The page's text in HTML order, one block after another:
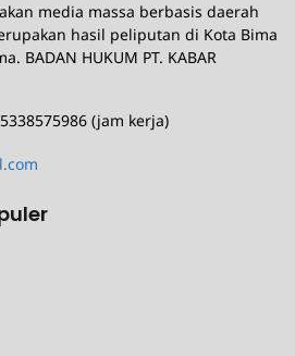
media massa berbasis daerah
hasil peliputan di Kota Bima
BADAN HUKUM PT. KABAR
(jam kerja)